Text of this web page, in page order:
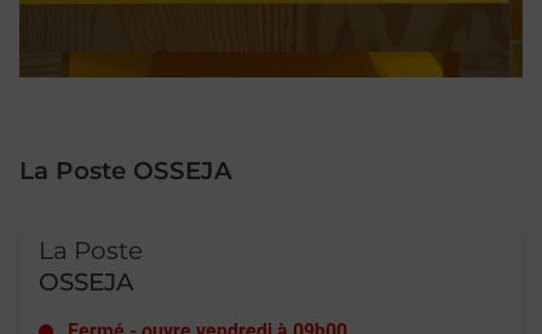
La Poste OSSEJA
La Poste
OSSEJA